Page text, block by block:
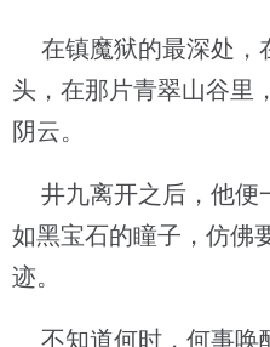
在镇魔狱的最深处，
头，在那片青翠山谷里
阴云。
井九离开之后，他便
如黑宝石的瞳子，仿佛
迹。
不知道何时，何事唤